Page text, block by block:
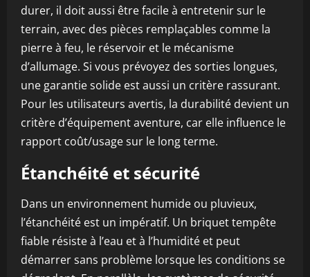
durer, il doit aussi être facile à entretenir sur le
terrain, avec des pièces remplaçables comme la
pierre à feu, le réservoir et le mécanisme
d’allumage. Si vous prévoyez des sorties longues,
une garantie solide est aussi un critère rassurant.
Pour les utilisateurs avertis, la durabilité devient un
critère d’équipement aventure, car elle influence le
rapport coût/usage sur le long terme.
Étanchéité et sécurité
Dans un environnement humide ou pluvieux,
l’étanchéité est un impératif. Un briquet tempête
fiable résiste à l’eau et à l’humidité et peut
démarrer sans problème lorsque les conditions se